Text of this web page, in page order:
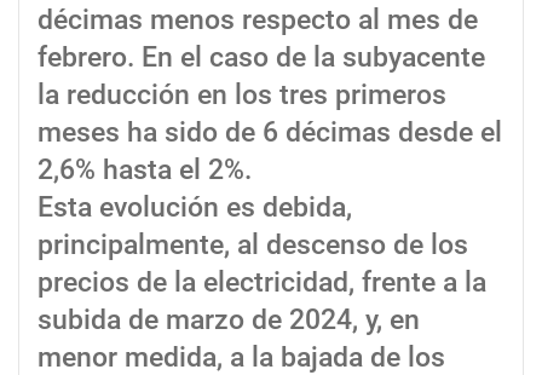
décimas menos respecto al mes de
febrero. En el caso de la subyacente
la reducción en los tres primeros
meses ha sido de 6 décimas desde el
2,6% hasta el 2%.
Esta evolución es debida,
principalmente, al descenso de los
precios de la electricidad, frente a la
subida de marzo de 2024, y, en
menor medida, a la bajada de los